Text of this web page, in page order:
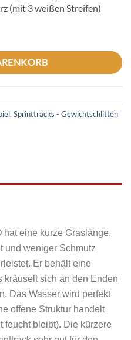
(mit 3 weißen Streifen)
, Sprinttracks - Gewichtschlitten
hat eine kurze Graslänge,
und weniger Schmutz
Er behält eine
kräuselt sich an den Enden
Das Wasser wird perfekt
offene Struktur handelt
feucht bleibt). Die kürzere